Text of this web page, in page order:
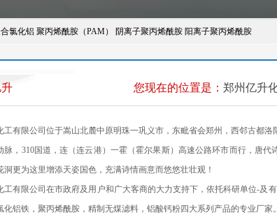
氯化铝 聚丙烯酰胺（PAM） 阴离子聚丙烯酰胺 阳离子聚丙烯酰胺
您现在的位置是： 郑州亿升
有限公司位于嵩山北麓中原明珠一巩义市，东毗省会郑州，西邻古都洛
脉，310国道，连（连云港）一霍（霍尔果斯）高速公路环市而行，唐
洞更为这里增添天姿国色，充满诗情画意而悠悠壮壮观！
有限公司在市政府及用户和广大客商的大力支持下，依托科研单位-及
化铝铁，聚丙烯酰胺，精制无煤滤料，铝酸钙粉四大系列产品的专业厂家。